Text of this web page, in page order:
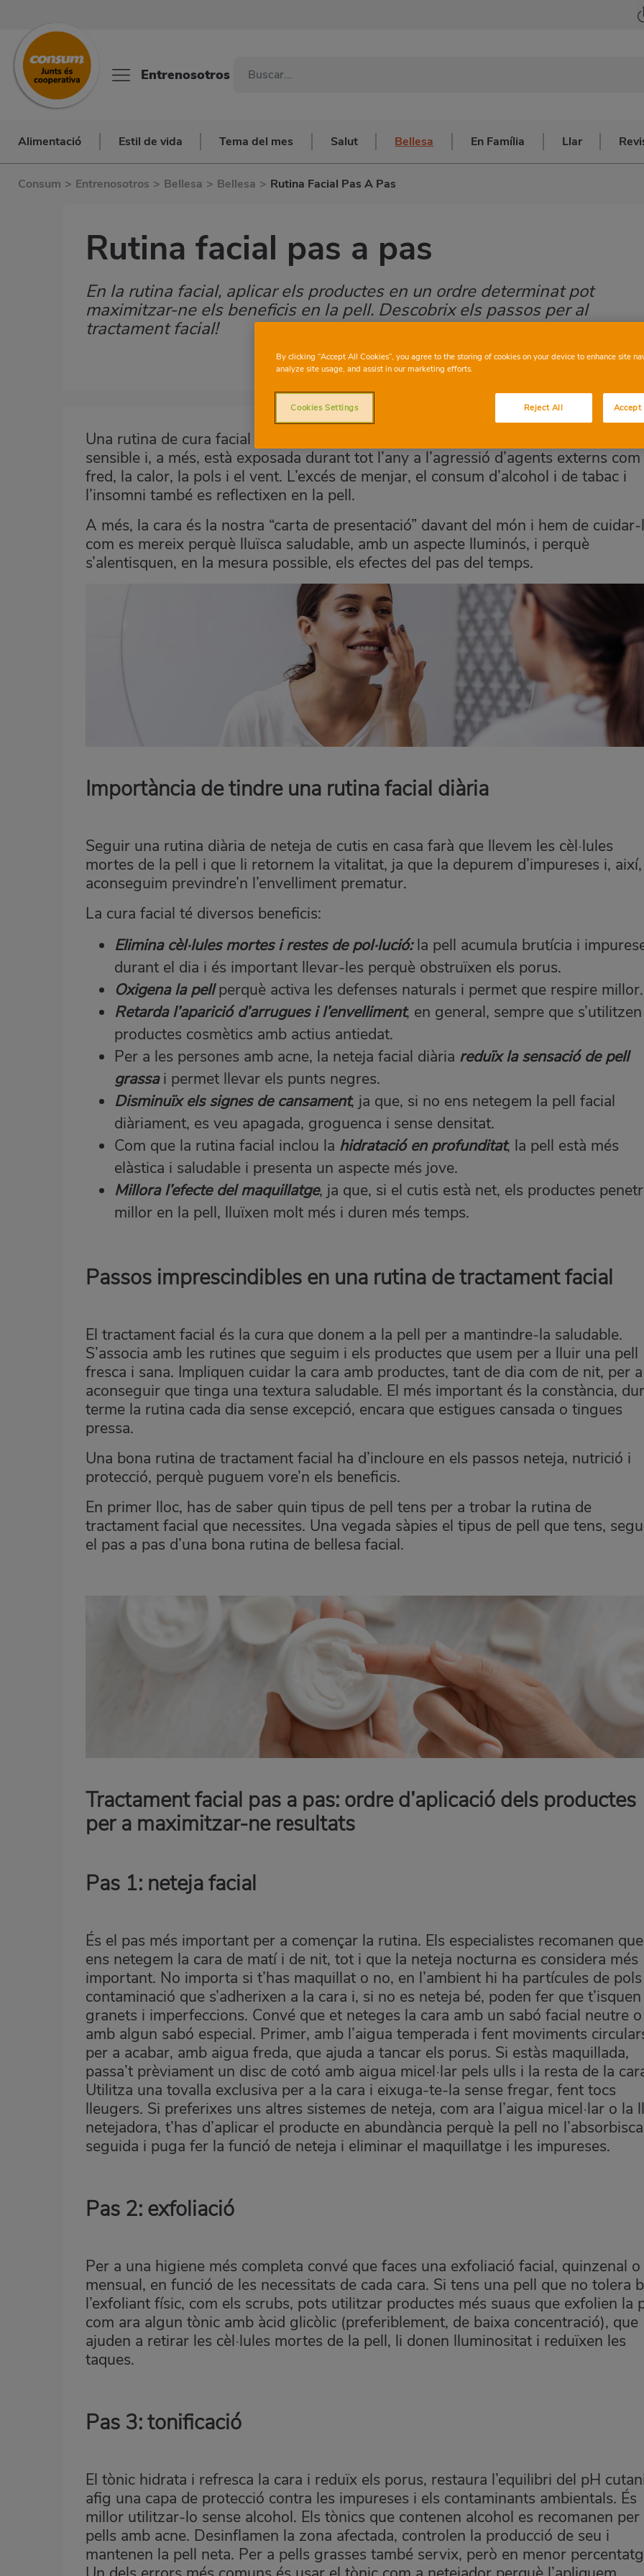
Entrenosotros
Alimentació Estil de vida Tema del mes Salut Bellesa En Família Llar
Consum > Entrenosotros > Bellesa > Bellesa > Rutina Facial Pas A Pas
Rutina facial pas a pas
Subtítulo
En la rutina facial, aplicar els productes en un ordre determinat pot
maximitzar-ne els beneficis en la pell. Descobrix els passos per al
tractament facial!
Body
Una rutina de cura facial adequada és essencial, ja que la pell de la cara és molt
sensible i, a més, està exposada durant tot l’any a l’agressió d’agents externs
fred, la calor, la pols i el vent. L’excés de menjar, el consum d’alcohol i de tabac i
l’insomni també es reflectixen en la pell.
A més, la cara és la nostra “carta de presentació” davant del món i hem de
com es mereix perquè lluïsca saludable, amb un aspecte lluminós, i perquè
s’alentisquen, en la mesura possible, els efectes del pas del temps.
Importància de tindre una rutina facial diària
Seguir una rutina diària de neteja de cutis en casa farà que llevem les cèl·lules
mortes de la pell i que li retornem la vitalitat, ja que la depurem d’impureses i, així,
aconseguim previndre’n l’envelliment prematur.
La cura facial té diversos beneficis:
Elimina cèl·lules mortes i restes de pol·lució:la pell acumula brutícia i
durant el dia i és important llevar-les perquè obstruïxen els porus.
Oxigena la pellperquè activa les defenses naturals i permet que respire millor.
Retarda l’aparició d’arrugues i l’envelliment, en general, sempre que s’utilitzen
productes cosmètics amb actius antiedat.
Per a les persones amb acne, la neteja facial diària reduïx la sensació de pell
grassai permet llevar els punts negres.
Disminuïx els signes de cansament, ja que, si no ens netegem la pell facial
diàriament, es veu apagada, groguenca i sense densitat.
Com que la rutina facial inclou la hidratació en profunditat, la pell està més
elàstica i saludable i presenta un aspecte més jove.
Millora l’efecte del maquillatge, ja que, si el cutis està net, els productes
millor en la pell, lluïxen molt més i duren més temps.
Passos imprescindibles en una rutina de tractament facial
El tractament facial és la cura que donem a la pell per a mantindre-la saludable.
S’associa amb les rutines que seguim i els productes que usem per a lluir una pell
fresca i sana. Impliquen cuidar la cara amb productes, tant de dia com de nit, per a
aconseguir que tinga una textura saludable. El més important és la constància,
terme la rutina cada dia sense excepció, encara que estigues cansada o tingues
pressa.
Una bona rutina de tractament facial ha d’incloure en els passos neteja, nutrició i
protecció, perquè puguem vore’n els beneficis.
En primer lloc, has de saber quin tipus de pell tens per a trobar la rutina de
tractament facial que necessites. Una vegada sàpies el tipus de pell que tens,
el pas a pas d’una bona rutina de bellesa facial.
Tractament facial pas a pas: ordre d’aplicació dels productes
per a maximitzar-ne resultats
Pas 1: neteja facial
És el pas més important per a començar la rutina. Els especialistes recomanen que
ens netegem la cara de matí i de nit, tot i que la neteja nocturna es considera més
important. No importa si t’has maquillat o no, en l’ambient hi ha partícules de
contaminació que s’adherixen a la cara i, si no es neteja bé, poden fer que t’isquen
granets i imperfeccions. Convé que et neteges la cara amb un sabó facial neutre o
amb algun sabó especial. Primer, amb l’aigua temperada i fent moviments
per a acabar, amb aigua freda, que ajuda a tancar els porus. Si estàs maquillada,
passa’t prèviament un disc de cotó amb aigua micel·lar pels ulls i la resta de la
Utilitza una tovalla exclusiva per a la cara i eixuga-te-la sense fregar, fent tocs
lleugers. Si preferixes uns altres sistemes de neteja, com ara l’aigua micel·lar o la
netejadora, t’has d’aplicar el producte en abundància perquè la pell no
seguida i puga fer la funció de neteja i eliminar el maquillatge i les impureses.
Pas 2: exfoliació
Per a una higiene més completa convé que faces una exfoliació facial, quinzenal o
mensual, en funció de les necessitats de cada cara. Si tens una pell que no tolera
l’exfoliant físic, com els scrubs, pots utilitzar productes més suaus que exfolien la
com ara algun tònic amb àcid glicòlic (preferiblement, de baixa concentració), que
ajuden a retirar les cèl·lules mortes de la pell, li donen lluminositat i reduïxen les
taques.
Pas 3: tonificació
El tònic hidrata i refresca la cara i reduïx els porus, restaura l’equilibri del pH
afig una capa de protecció contra les impureses i els contaminants ambientals. És
millor utilitzar-lo sense alcohol. Els tònics que contenen alcohol es recomanen per
pells amb acne. Desinflamen la zona afectada, controlen la producció de seu i
mantenen la pell neta. Per a pells grasses també servix, però en menor
By clicking “Accept All Cookies”, you agree to the storing of cookies on your device to enhance site
analyze site usage, and assist in our marketing efforts.
Reject All Accept
Cookies Settings